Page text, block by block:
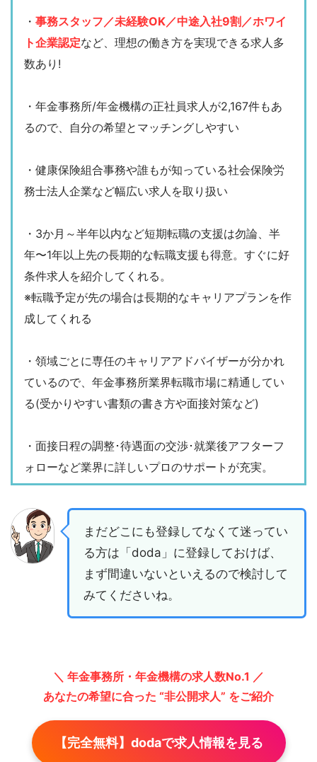
・ 事務スタッフ／未経験OK／中途入社9割／ホワイ
ト企業認定など、理想の働き方を実現できる求人多
数あり!
・年金事務所/年金機構の正社員求人が2,167件もあ
るので、自分の希望とマッチングしやすい
・健康保険組合事務や誰もが知っている社会保険労
務士法人企業など幅広い求人を取り扱い
・3か月～半年以内など短期転職の支援は勿論、半
年〜1年以上先の長期的な転職支援も得意。すぐに好
条件求人を紹介してくれる。
※転職予定が先の場合は長期的なキャリアプランを作
成してくれる
・領域ごとに専任のキャリアアドバイザーが分かれ
ているので、年金事務所業界転職市場に精通してい
る(受かりやすい書類の書き方や面接対策など)
・面接日程の調整･待遇面の交渉･就業後アフターフ
ォローなど業界に詳しいプロのサポートが充実。
まだどこにも登録してなくて迷ってい
る方は「doda」に登録しておけば、
まず間違いないといえるので検討して
みてくださいね。
＼ 年金事務所・年金機構の求人数No.1 ／
あなたの希望に合った “非公開求人” をご紹介
【完全無料】dodaで求人情報を見る